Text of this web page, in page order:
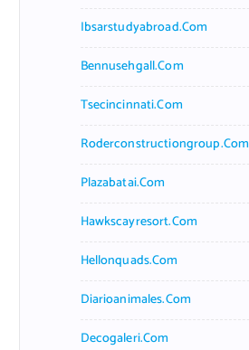
Ibsarstudyabroad.com
Bennusehgall.com
Tsecincinnati.com
Roderconstructiongroup.com
Plazabatai.com
Hawkscayresort.com
Hellonquads.com
Diarioanimales.com
Decogaleri.com